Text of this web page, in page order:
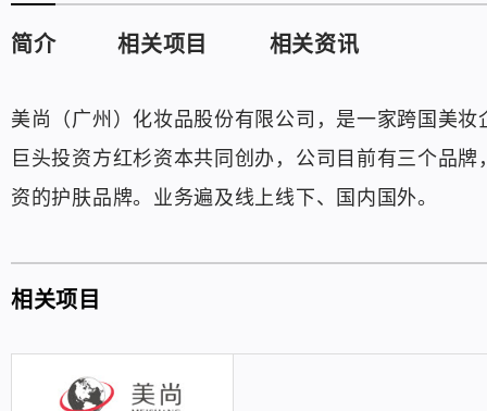
简介 相关项目 相关资讯
美尚（广州）化妆品股份有限公司，是一家跨国美
巨头投资方红杉资本共同创办，公司目前有三个品
资的护肤品牌。业务遍及线上线下、国内国外。
相关项目